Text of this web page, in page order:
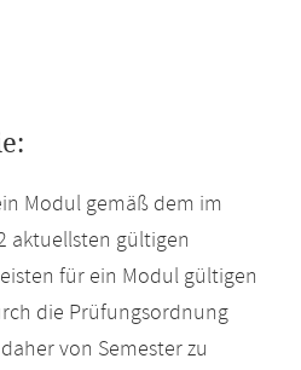
Modul gemäß dem im
aktuellsten gültigen
für ein Modul gültigen
die Prüfungsordnung
von Semester zu